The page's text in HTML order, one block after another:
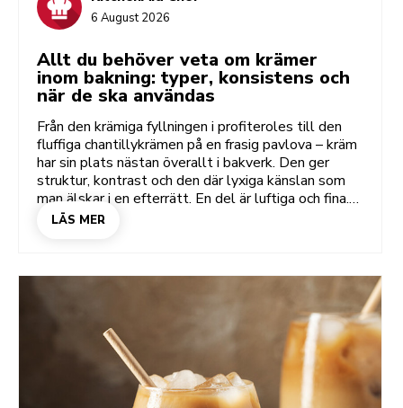
6 August 2026
Allt du behöver veta om krämer
inom bakning: typer, konsistens och
när de ska användas
Från den krämiga fyllningen i profiteroles till den
fluffiga chantillykrämen på en frasig pavlova – kräm
har sin plats nästan överallt i bakverk. Den ger
struktur, kontrast och den där lyxiga känslan som
man älskar i en efterrätt. En del är luftiga och fina.
Andra är tjocka och stabila så att de kan spritsas,
LÄS MER